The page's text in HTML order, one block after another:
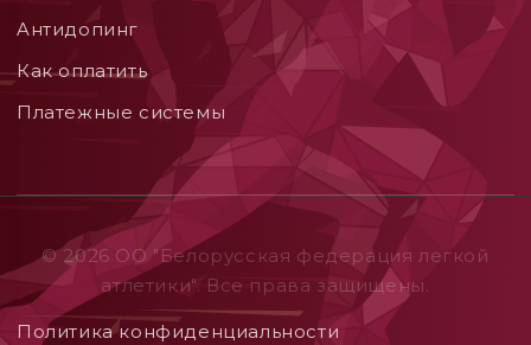
Aнтидопинг
Как оплатить
Платежные системы
© 2026 ОO "Белорусская федерация легкой
атлетики". Все права защищены.
Политика конфиденциальности